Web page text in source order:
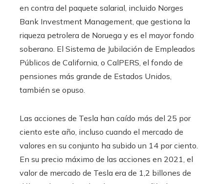
en contra del paquete salarial, incluido Norges
Bank Investment Management, que gestiona la
riqueza petrolera de Noruega y es el mayor fondo
soberano. El Sistema de Jubilación de Empleados
Públicos de California, o CalPERS, el fondo de
pensiones más grande de Estados Unidos,
también se opuso.
Las acciones de Tesla han caído más del 25 por
ciento este año, incluso cuando el mercado de
valores en su conjunto ha subido un 14 por ciento.
En su precio máximo de las acciones en 2021, el
valor de mercado de Tesla era de 1,2 billones de